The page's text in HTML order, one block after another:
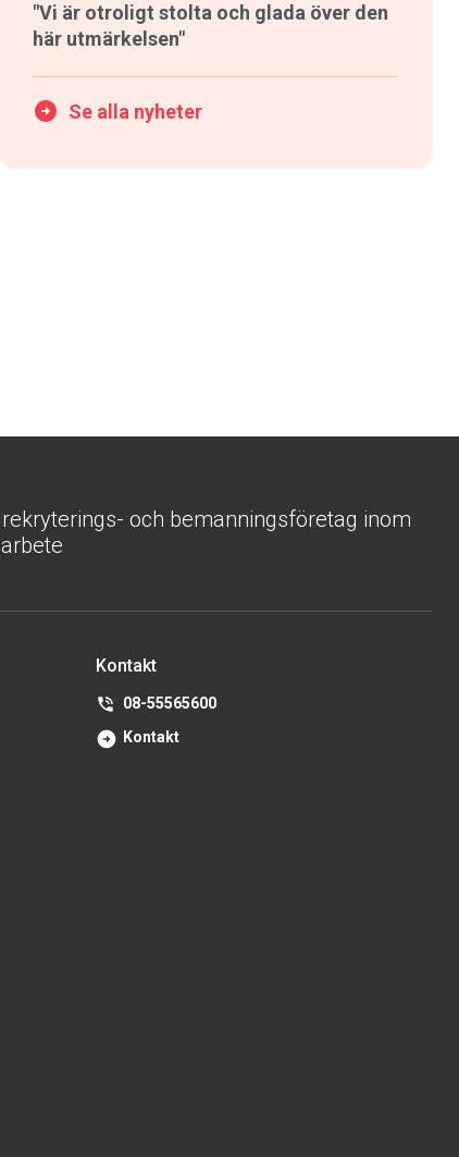
"Vi är otroligt stolta och glada över den
här utmärkelsen"
Se alla nyheter
och bemanningsföretag inom
Kontakt
08-55565600
Kontakt